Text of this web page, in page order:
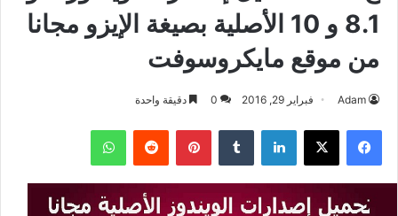
8.1 و 10 الأصلية بصيغة الإيزو مجانا
من موقع مايكروسوفت
Adam فبراير 29, 2016 0 دقيقة واحدة
فيسبوك ‫X لينكدإن بينتيريست واتساب